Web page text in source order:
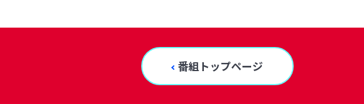
番組トップページ